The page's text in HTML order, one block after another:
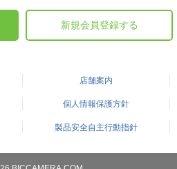
新規会員登録する
店舗案内
個人情報保護方針
製品安全自主行動指針